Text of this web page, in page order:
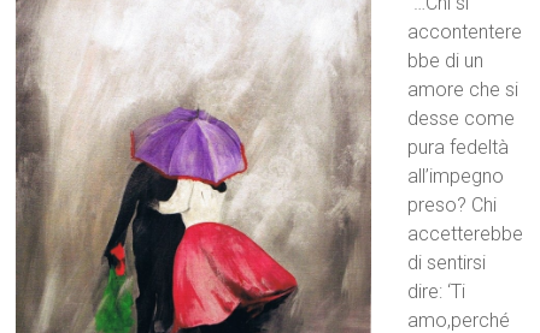
accontentere
bbe di un
amore che si
desse come
pura fedeltà
all’impegno
preso? Chi
accetterebbe
di sentirsi
dire: ‘Ti
amo,perché